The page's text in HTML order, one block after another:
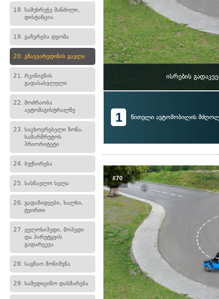
18. სამუხრუჭე მანძილი,
დისტანცია
19. გაჩერება დგომა
20. გზაჯვარედინის გავლა
21. რკინიგზის
გადასასვლელი
22. მოძრაობა
ავტომაგისტრალზე
23. საცხოვრებელი ზონა,
სამარშრუტოს
პრიორიტეტი
24. ბუქსირება
25. სასწავლო სვლა
26. გადაზიდვები, ხალხი,
ტვირთი
27. ველოსიპედი, მოპედი
და პირუტყვის
გადარეკვა
28. საგზაო მონიშვნა
29. სამედიცინო დახმარება
ისრების
1 წითელი ავტომობილის
#70